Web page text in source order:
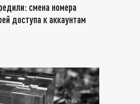
смена номера
доступа к аккаунтам